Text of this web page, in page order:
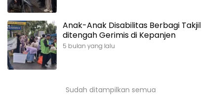
Anak-Anak Disabilitas Berbagi Takjil
ditengah Gerimis di Kepanjen
5 bulan yang lalu
Sudah ditampilkan semua